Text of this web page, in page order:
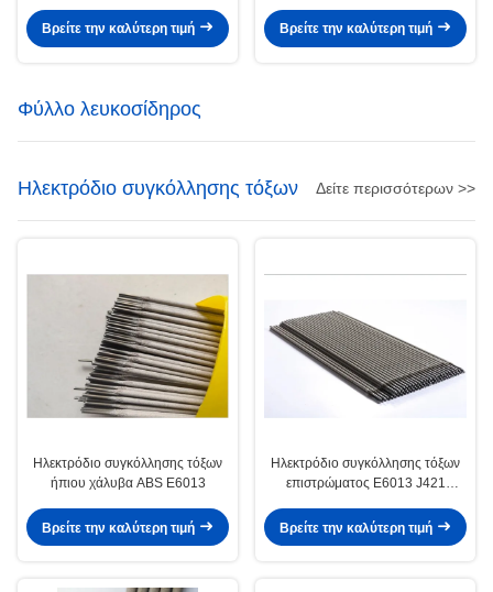
Βρείτε την καλύτερη τιμή
Βρείτε την καλύτερη τιμή
Φύλλο λευκοσίδηρος
Ηλεκτρόδιο συγκόλλησης τόξων Δείτε περισσότερων >>
Ηλεκτρόδιο συγκόλλησης τόξων
ήπιου χάλυβα ABS E6013
Βρείτε την καλύτερη τιμή
Ηλεκτρόδιο συγκόλλησης τόξων
επιστρώματος E6013 J421
Βρείτε την καλύτερη τιμή